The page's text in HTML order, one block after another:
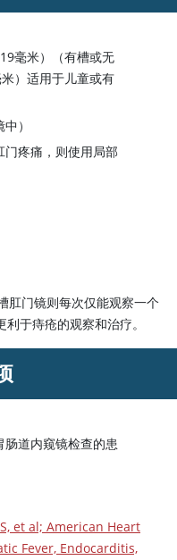
毫米）（有槽或无
）适用于儿童或有
）
门疼痛，则使用局部
肛门镜则每次仅能观察一个
于痔疮的观察和治疗。
道内窥镜检查的患
et al; American Heart
Fever, Endocarditis,